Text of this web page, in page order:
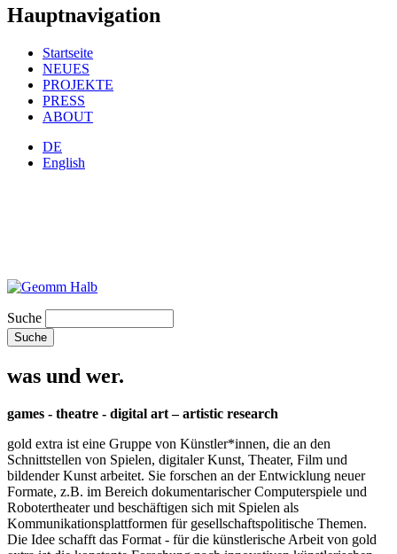
Hauptnavigation
Startseite
NEUES
PROJEKTE
PRESS
ABOUT
DE
English
Suche
was und wer.
games - theatre - digital art – artistic research
gold extra ist eine Gruppe von Künstler*innen, die an den
Schnittstellen von Spielen, digitaler Kunst, Theater, Film und
bildender Kunst arbeitet. Sie forschen an der Entwicklung neuer
Formate, z.B. im Bereich dokumentarischer Computerspiele und
Robotertheater und beschäftigen sich mit Spielen als
Kommunikationsplattformen für gesellschaftspolitische Themen.
Die Idee schafft das Format - für die künstlerische Arbeit von gold